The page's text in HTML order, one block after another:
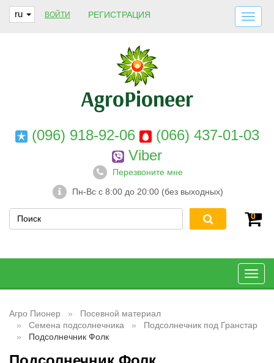
ru ВОЙТИ РЕГИСТРАЦИЯ
ДОСТАВКА И ОПЛАТА
О НАС
ГАРАНТИИ
КОНТАКТЫ
(096) 918-92-06
(066) 437-01-03
Viber
Перезвоните мне
Пн-Вс с 8:00 до 20:00 (без выходных)
0
Агро Пионер
Посевной материал
Семена подсолнечника
Подсолнечник под Гранстар
Подсолнечник Фолк